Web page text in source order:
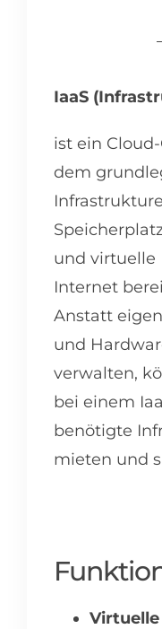
IaaS
ist ein
dem
und virtuelle
Internet
Anstatt
und
verwalten,
bei einem
benötigte
mieten und
Virtuelle